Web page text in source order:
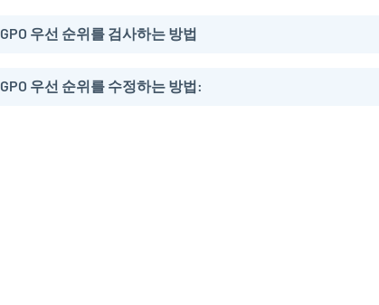
GPO 우선 순위를 검사하는 방법
GPO 우선 순위를 수정하는 방법: